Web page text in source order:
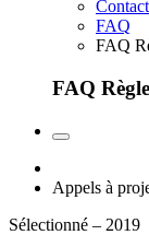
Contact
FAQ
FAQ
FAQ
Appels à
Sélectionné – 2019